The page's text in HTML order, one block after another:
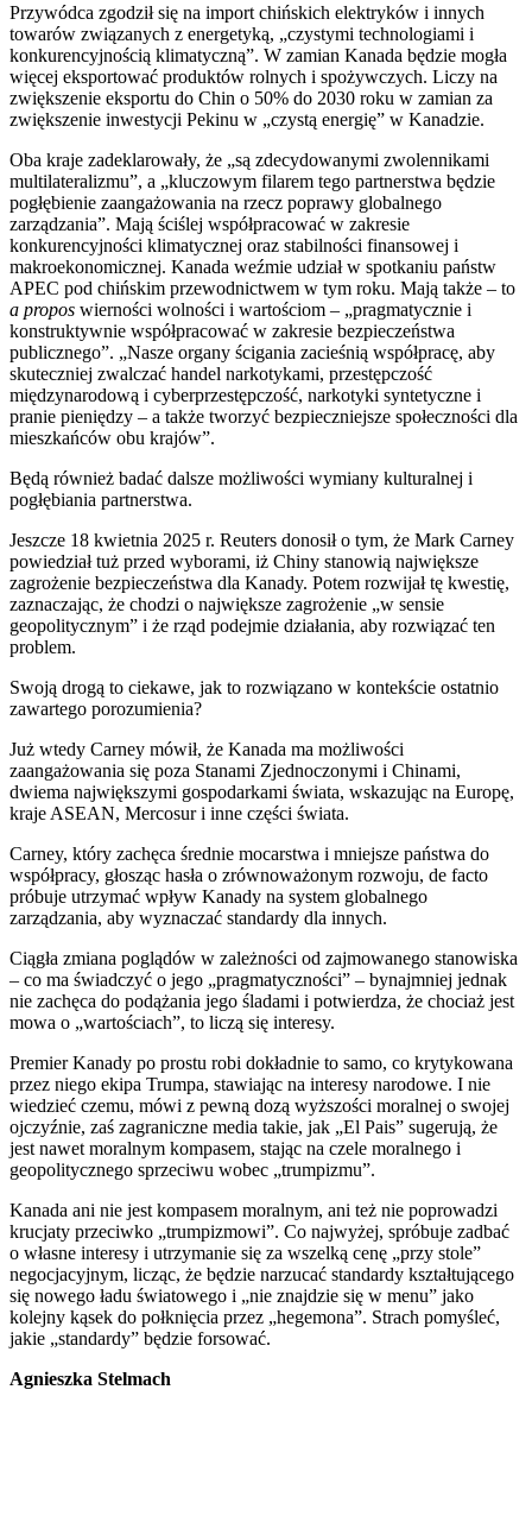
Przywódca zgodził się na import chińskich elektryków i innych
towarów związanych z energetyką, „czystymi technologiami i
konkurencyjnością klimatyczną”. W zamian Kanada będzie mogła
więcej eksportować produktów rolnych i spożywczych. Liczy na
zwiększenie eksportu do Chin o 50% do 2030 roku w zamian za
zwiększenie inwestycji Pekinu w „czystą energię” w Kanadzie.
Oba kraje zadeklarowały, że „są zdecydowanymi zwolennikami
multilateralizmu”, a „kluczowym filarem tego partnerstwa będzie
pogłębienie zaangażowania na rzecz poprawy globalnego
zarządzania”. Mają ściślej współpracować w zakresie
konkurencyjności klimatycznej oraz stabilności finansowej i
makroekonomicznej. Kanada weźmie udział w spotkaniu państw
APEC pod chińskim przewodnictwem w tym roku. Mają także – to
a propos wierności wolności i wartościom – „pragmatycznie i
konstruktywnie współpracować w zakresie bezpieczeństwa
publicznego”. „Nasze organy ścigania zacieśnią współpracę, aby
skuteczniej zwalczać handel narkotykami, przestępczość
międzynarodową i cyberprzestępczość, narkotyki syntetyczne i
pranie pieniędzy – a także tworzyć bezpieczniejsze społeczności dla
mieszkańców obu krajów”.
Będą również badać dalsze możliwości wymiany kulturalnej i
pogłębiania partnerstwa.
Jeszcze 18 kwietnia 2025 r. Reuters donosił o tym, że Mark Carney
powiedział tuż przed wyborami, iż Chiny stanowią największe
zagrożenie bezpieczeństwa dla Kanady. Potem rozwijał tę kwestię,
zaznaczając, że chodzi o największe zagrożenie „w sensie
geopolitycznym” i że rząd podejmie działania, aby rozwiązać ten
problem.
Swoją drogą to ciekawe, jak to rozwiązano w kontekście ostatnio
zawartego porozumienia?
Już wtedy Carney mówił, że Kanada ma możliwości
zaangażowania się poza Stanami Zjednoczonymi i Chinami,
dwiema największymi gospodarkami świata, wskazując na Europę,
kraje ASEAN, Mercosur i inne części świata.
Carney, który zachęca średnie mocarstwa i mniejsze państwa do
współpracy, głosząc hasła o zrównoważonym rozwoju, de facto
próbuje utrzymać wpływ Kanady na system globalnego
zarządzania, aby wyznaczać standardy dla innych.
Ciągła zmiana poglądów w zależności od zajmowanego stanowiska
– co ma świadczyć o jego „pragmatyczności” – bynajmniej jednak
nie zachęca do podążania jego śladami i potwierdza, że chociaż jest
mowa o „wartościach”, to liczą się interesy.
Premier Kanady po prostu robi dokładnie to samo, co krytykowana
przez niego ekipa Trumpa, stawiając na interesy narodowe. I nie
wiedzieć czemu, mówi z pewną dozą wyższości moralnej o swojej
ojczyźnie, zaś zagraniczne media takie, jak „El Pais” sugerują, że
jest nawet moralnym kompasem, stając na czele moralnego i
geopolitycznego sprzeciwu wobec „trumpizmu”.
Kanada ani nie jest kompasem moralnym, ani też nie poprowadzi
krucjaty przeciwko „trumpizmowi”. Co najwyżej, spróbuje zadbać
o własne interesy i utrzymanie się za wszelką cenę „przy stole”
negocjacyjnym, licząc, że będzie narzucać standardy kształtującego
się nowego ładu światowego i „nie znajdzie się w menu” jako
kolejny kąsek do połknięcia przez „hegemona”. Strach pomyśleć,
jakie „standardy” będzie forsować.
Agnieszka Stelmach